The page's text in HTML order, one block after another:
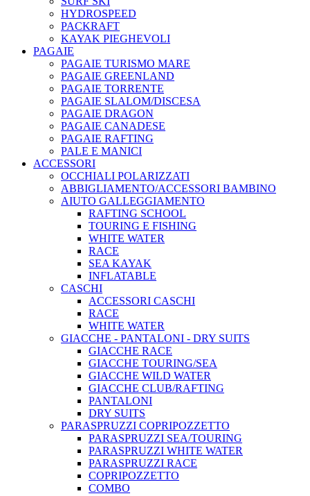
HYDROSPEED
PACKRAFT
KAYAK PIEGHEVOLI
PAGAIE
PAGAIE TURISMO MARE
PAGAIE GREENLAND
PAGAIE TORRENTE
PAGAIE SLALOM/DISCESA
PAGAIE DRAGON
PAGAIE CANADESE
PAGAIE RAFTING
PALE E MANICI
ACCESSORI
OCCHIALI POLARIZZATI
ABBIGLIAMENTO/ACCESSORI BAMBINO
AIUTO GALLEGGIAMENTO
RAFTING SCHOOL
TOURING E FISHING
WHITE WATER
RACE
SEA KAYAK
INFLATABLE
CASCHI
ACCESSORI CASCHI
RACE
WHITE WATER
GIACCHE - PANTALONI - DRY SUITS
GIACCHE RACE
GIACCHE TOURING/SEA
GIACCHE WILD WATER
GIACCHE CLUB/RAFTING
PANTALONI
DRY SUITS
PARASPRUZZI COPRIPOZZETTO
PARASPRUZZI SEA/TOURING
PARASPRUZZI WHITE WATER
PARASPRUZZI RACE
COPRIPOZZETTO
COMBO